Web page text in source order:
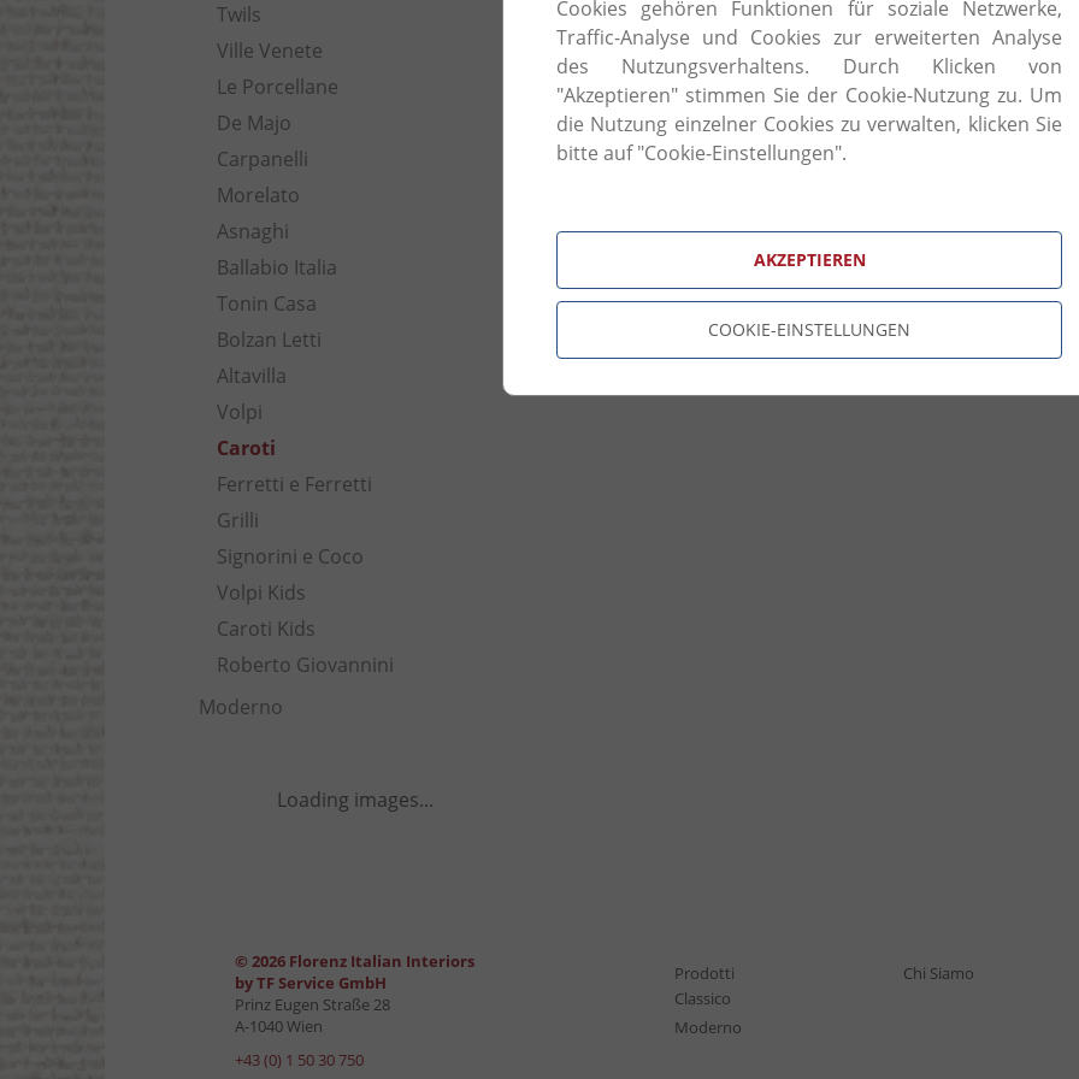
Twils
Ville Venete
Le Porcellane
De Majo
Carpanelli
Morelato
Asnaghi
Ballabio Italia
Tonin Casa
Bolzan Letti
Altavilla
Volpi
Caroti
Ferretti e Ferretti
Grilli
Signorini e Coco
Volpi Kids
Caroti Kids
Roberto Giovannini
Moderno
Questi stessi valori guidano ogni giorno
progettazione alla produzione, seguite
e avanzati per rispondere in modo efficace e
dinamici.
Lo stabilimento produttivo è immerso nella
Qui viene realizzata l’intera collezione in
innovazione tecnologica, dove le persone
standard qualitativi elevati e controlli accurati
Loading images...
© 2026 Florenz Italian Interiors
by TF Service GmbH
Prinz Eugen Straße 28
A-1040 Wien
+43 (0) 1 50 30 750
Prodotti
Classico
Moderno
Chi Siamo
Cookies gehören Funktionen für soziale Netzwerke,
Traffic-Analyse und Cookies zur erweiterten Analyse
des Nutzungsverhaltens. Durch Klicken von
"Akzeptieren" stimmen Sie der Cookie-Nutzung zu. Um
die Nutzung einzelner Cookies zu verwalten, klicken Sie
bitte auf "Cookie-Einstellungen".
AKZEPTIEREN
COOKIE-EINSTELLUNGEN